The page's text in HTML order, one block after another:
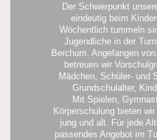
Der Schwerpunkt
eindeutig beim
Wöchentlich tummeln
Jugendliche in der
Berchum. Angefangen
betreuen wir
Mädchen, Schüler- und
Grundschulalter,
Mit Spielen,
Körperschulung bieten
jung und alt. Für jede
passendes Angebot im